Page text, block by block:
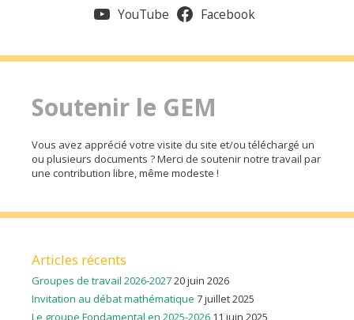
YouTube Facebook
Soutenir le GEM
Vous avez apprécié votre visite du site et/ou téléchargé un
ou plusieurs documents ? Merci de soutenir notre travail par
une contribution libre, même modeste !
Articles récents
Groupes de travail 2026-202720 juin 2026
Invitation au débat mathématique 7 juillet 2025